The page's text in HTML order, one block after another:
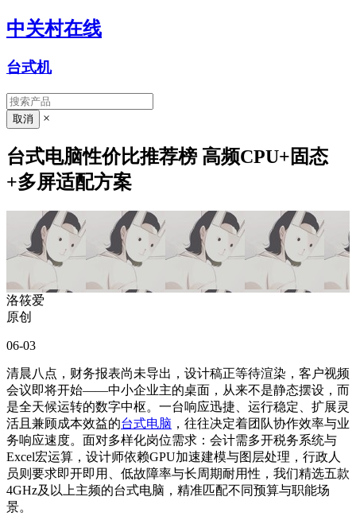
中关村在线
台式机
×
台式电脑性价比推荐榜 高频CPU+固态
+多屏适配方案
洛筱爱
原创
06-03
清晨八点，财务报表尚未导出，设计稿正等待渲染，客户视频
会议即将开始——中小企业主的桌面，从来不是静态摆设，而
是全天候运转的数字中枢。一台响应迅捷、运行稳定、扩展灵
活且兼顾成本效益的台式电脑 ，往往决定着团队协作效率与业
务响应速度。面对多样化岗位需求：会计需多开税务系统与
Excel宏运算，设计师依赖GPU加速建模与图层处理，行政人
员则要求即开即用、低故障率与长周期耐用性，我们精选五款
4GHz及以上主频的台式电脑，精准匹配不同预算与职能场
景。